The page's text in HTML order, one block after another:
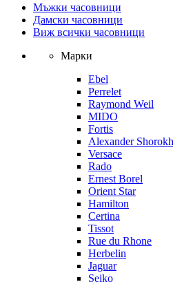
Мъжки часовници
Дамски часовници
Виж всички часовници
Марки
Ebel
Perrelet
Raymond Weil
MIDO
Fortis
Alexander
Versace
Rado
Ernest Borel
Orient Star
Hamilton
Certina
Tissot
Rue du Rhone
Herbelin
Jaguar
Seiko